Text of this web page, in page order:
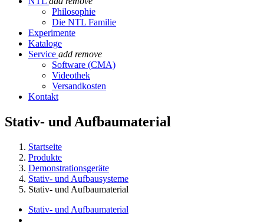
Philosophie
Die NTL Familie
Experimente
Kataloge
Service add remove
Software (CMA)
Videothek
Versandkosten
Kontakt
Stativ- und Aufbaumaterial
Startseite
Produkte
Demonstrationsgeräte
Stativ- und Aufbausysteme
Stativ- und Aufbaumaterial
Stativ- und Aufbaumaterial